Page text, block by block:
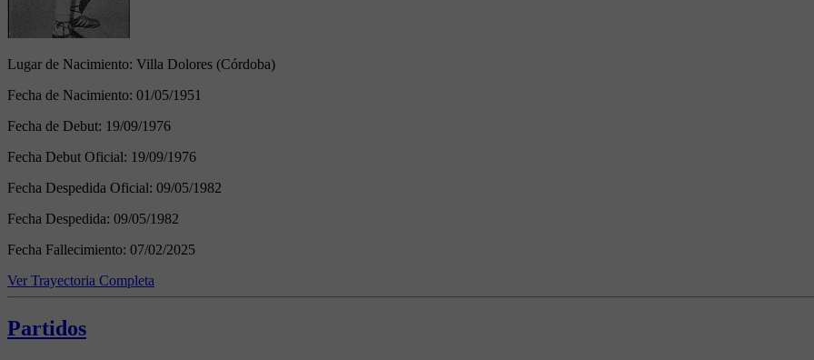
Lugar de Nacimiento: Villa Dolores (Córdoba)
Fecha de Nacimiento: 01/05/1951
Fecha de Debut: 19/09/1976
Fecha Debut Oficial: 19/09/1976
Fecha Despedida Oficial: 09/05/1982
Fecha Despedida: 09/05/1982
Fecha Fallecimiento: 07/02/2025
Ver Trayectoria Completa
Partidos